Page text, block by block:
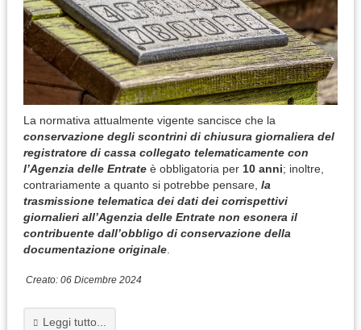
La normativa attualmente vigente sancisce che la
conservazione degli scontrini di chiusura giornaliera del
registratore di cassa collegato telematicamente con
l’Agenzia delle Entrateè obbligatoria per 10 anni; inoltre,
contrariamente a quanto si potrebbe pensare, la
trasmissione telematica dei dati dei corrispettivi
giornalieri all’Agenzia delle Entrate non esonera il
contribuente dall’obbligo di conservazione della
documentazione originale.
Creato: 06 Dicembre 2024
Leggi tutto...